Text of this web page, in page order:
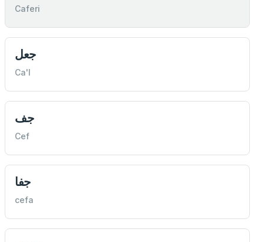
Caferi
جعل
Ca'l
جف
Cef
جفا
cefa